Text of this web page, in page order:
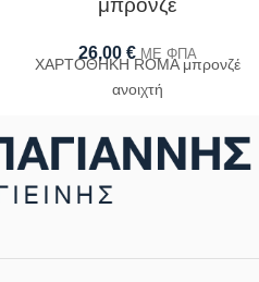
μπρονζέ
26,00 € ΜΕ ΦΠΑ
ΧΑΡΤΟΘΗΚΗ ROMA μπρονζέ
ανοιχτή